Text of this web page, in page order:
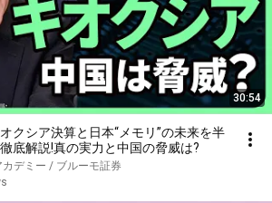
30:54
オクシア決算と日本“メモリ”の未来を半
底解説!真の実力と中国の脅威は?
デミー / ブルーモ証券